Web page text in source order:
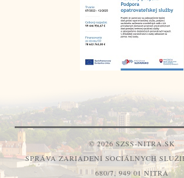
© 2026 SZSS-NITRA.SK
SPRÁVA ZARIADENÍ SOCIÁLNYCH
680/7, 949 01 NITRA